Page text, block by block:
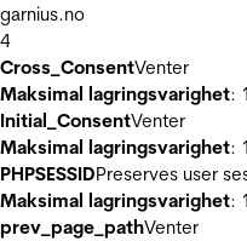
garnius.no
4
Cross_ConsentVenter
Maksimal lagringsvarighet:
Initial_ConsentVenter
Maksimal lagringsvarighet:
PHPSESSIDPreserves user
Maksimal lagringsvarighet:
prev_page_pathVenter